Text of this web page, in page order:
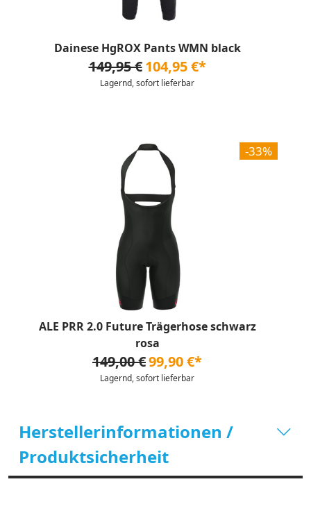
Dainese HgROX Pants WMN black
149,95 € 104,95 €*
Lagernd, sofort lieferbar
-33%
ALE PRR 2.0 Future Trägerhose schwarz
rosa
149,00 €99,90 €*
Lagernd, sofort lieferbar
Herstellerinformationen /
Produktsicherheit